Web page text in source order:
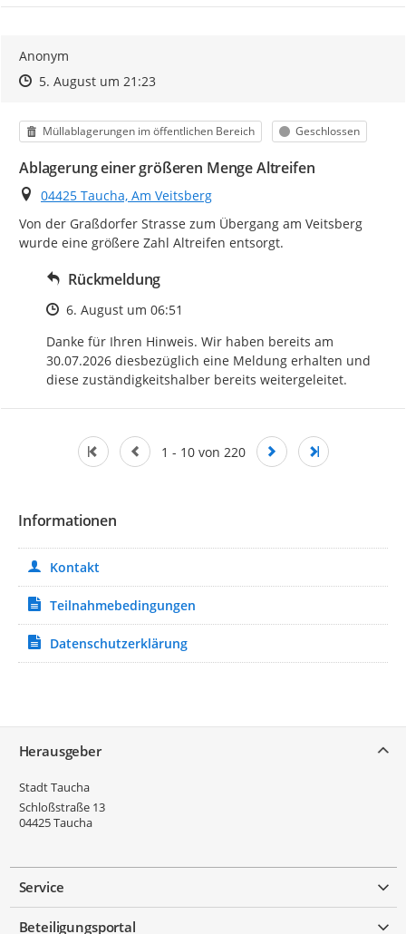
Anonym
Zeitpunkt des Erstellens
Zeitpunkt des Erstellens
5. August um 21:23Zur Äußerung
Kategorie
Müllablagerungen im öffentlichen Bereich Status
Geschlossen
Ablagerung einer größeren Menge Altreifen
Ort
04425 Taucha, Am Veitsberg
Von der Graßdorfer Strasse zum Übergang am Veitsberg
wurde eine größere Zahl Altreifen entsorgt.
Rückmeldung
Zeitpunkt des Erstellens
6. August um 06:51
Danke für Ihren Hinweis. Wir haben bereits am
30.07.2026 diesbezüglich eine Meldung erhalten und
diese zuständigkeitshalber bereits weitergeleitet.
1 - 10 von 220
Informationen
Kontakt
Teilnahmebedingungen
Datenschutzerklärung
Herausgeber
Stadt Taucha
Schloßstraße 13
04425Taucha
Service
Beteiligungsportal